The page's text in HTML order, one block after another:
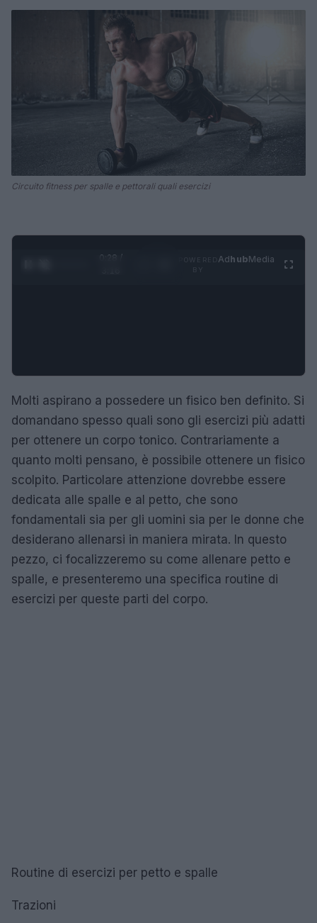
Circuito fitness per spalle e pettorali quali esercizi
0:28 /
AdhubMedia
Molti aspirano a possedere un fisico ben definito. Si
domandano spesso quali sono gli esercizi più adatti
per ottenere un corpo tonico. Contrariamente a
quanto molti pensano, è possibile ottenere un fisico
scolpito. Particolare attenzione dovrebbe essere
dedicata alle spalle e al petto, che sono
fondamentali sia per gli uomini sia per le donne che
desiderano allenarsi in maniera mirata. In questo
pezzo, ci focalizzeremo su come allenare petto e
spalle, e presenteremo una specifica routine di
esercizi per queste parti del corpo.
Routine di esercizi per petto e spalle
Trazioni